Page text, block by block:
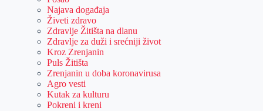
Najava događaja
Živeti zdravo
Zdravlje Žitišta na dlanu
Zdravlje za duži i srećniji život
Kroz Zrenjanin
Puls Žitišta
Zrenjanin u doba koronavirusa
Agro vesti
Kutak za kulturu
Pokreni i kreni